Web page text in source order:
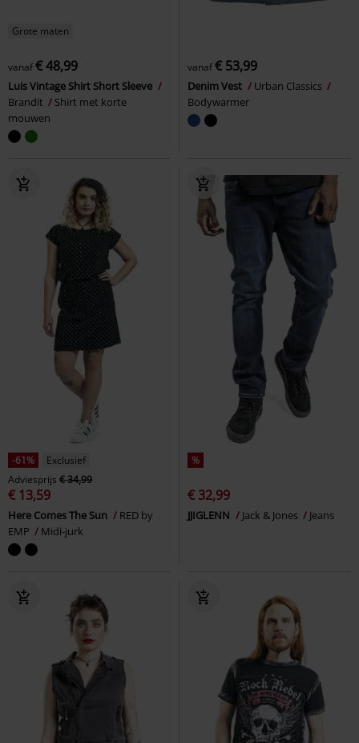
Grote maten
vanaf€ 48,99
Luis Vintage Shirt Short Sleeve
Brandit
Shirt met korte
mouwen
vanaf€ 53,99
Denim Vest
Urban Classics
Bodywarmer
-61%
Exclusief
Adviesprijs € 34,99
€ 13,59
Here Comes The Sun
RED by
EMP
Midi-jurk
%
€ 32,99
JJIGLENN Jack & Jones Jeans